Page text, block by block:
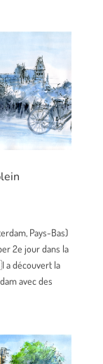
Pays-Bas)
2e jour dans la
a découvert la
avec des